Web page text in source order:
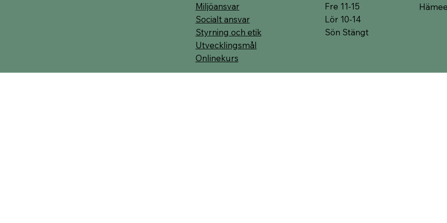
Miljöansvar
Socialt ansvar
Styrning och etik
Utvecklingsmål
Onlinekurs
Fre 11-15
Lör 10-14
Sön Stängt